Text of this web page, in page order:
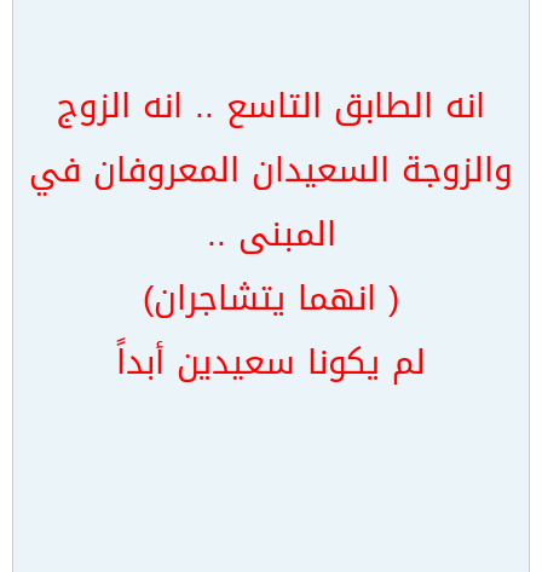
انه الطابق التاسع .. انه الزوج
والزوجة السعيدان المعروفان في
المبنى ..
( انهما يتشاجران)
لم يكونا سعيدين أبداً